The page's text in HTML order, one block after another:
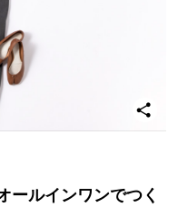
ルインワンでつく